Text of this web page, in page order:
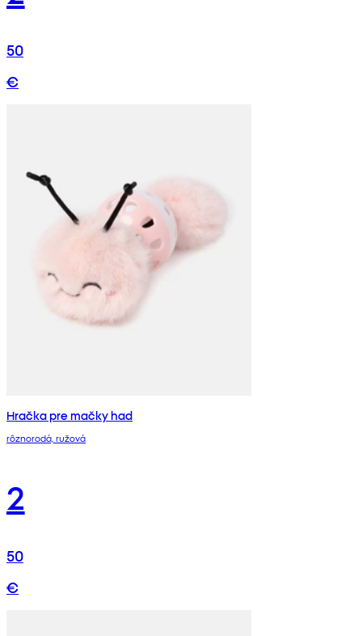
50
€
Hračka pre mačky had
rôznorodá, ružová
2
50
€